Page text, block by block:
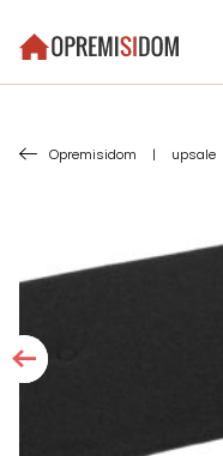
Opremisidom | upsale